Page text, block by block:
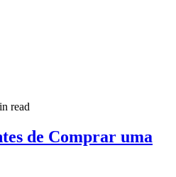
read
de Comprar uma